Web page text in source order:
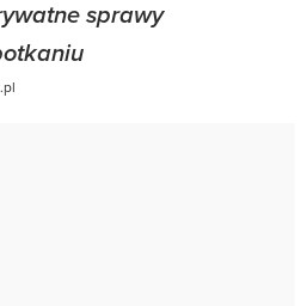
sprawy